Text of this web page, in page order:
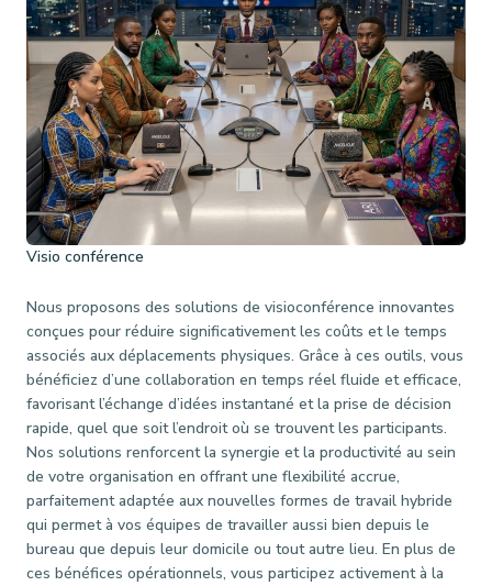
Visio conférence
Nous proposons des solutions de visioconférence innovantes
conçues pour réduire significativement les coûts et le temps
associés aux déplacements physiques. Grâce à ces outils, vous
bénéficiez d’une collaboration en temps réel fluide et efficace,
favorisant l’échange d’idées instantané et la prise de décision
rapide, quel que soit l’endroit où se trouvent les participants.
Nos solutions renforcent la synergie et la productivité au sein
de votre organisation en offrant une flexibilité accrue,
parfaitement adaptée aux nouvelles formes de travail hybride
qui permet à vos équipes de travailler aussi bien depuis le
bureau que depuis leur domicile ou tout autre lieu. En plus de
ces bénéfices opérationnels, vous participez activement à la